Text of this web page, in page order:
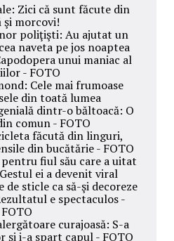
Zici că sunt făcute din
şi morcovi!
poliţişti: Au ajutat un
naveta pe jos noaptea
unui maniac al
- FOTO
Cele mai frumoase
din toată lumea
dintr-o băltoacă: O
comun - FOTO
făcută din linguri,
din bucătărie - FOTO
fiul său care a uitat
ei a devenit viral
de sticle ca să-şi decoreze
e spectaculos -
FOTO
curajoasă: S-a
şi i-a spart capul - FOTO